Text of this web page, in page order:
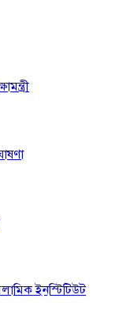
ইনস্টিটিউট